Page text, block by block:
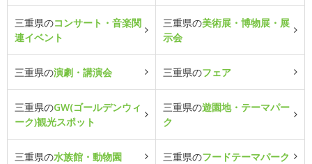
三重県のコンサート・音楽関
連イベント
三重県の美術展・博物展・展
示会
三重県の演劇・講演会 三重県のフェア
三重県のGW(ゴールデンウィ
ーク)観光スポット
三重県の遊園地・テーマパー
ク
三重県の水族館・動物園 三重県のフードテーマパーク